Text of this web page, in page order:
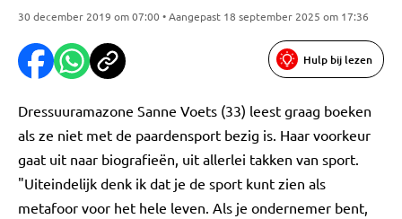
30 december 2019 om 07:00 • Aangepast 18 september 2025 om 17:36
Hulp bij lezen
Dressuuramazone Sanne Voets (33) leest graag boeken
als ze niet met de paardensport bezig is. Haar voorkeur
gaat uit naar biografieën, uit allerlei takken van sport.
"Uiteindelijk denk ik dat je de sport kunt zien als
metafoor voor het hele leven. Als je ondernemer bent,